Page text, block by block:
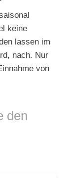
keine
lassen im
nach. Nur
von
den